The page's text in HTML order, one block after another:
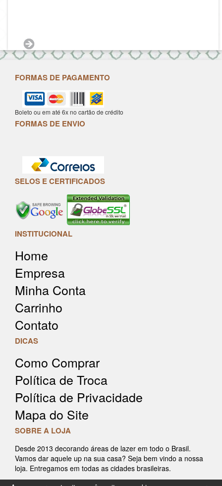
FORMAS DE PAGAMENTO
Boleto ou em até 6x no cartão de crédito
FORMAS DE ENVIO
SELOS E CERTIFICADOS
INSTITUCIONAL
Home
Empresa
Minha Conta
Carrinho
Contato
DICAS
Como Comprar
Política de Troca
Política de Privacidade
Mapa do Site
SOBRE A LOJA
Desde 2013 decorando áreas de lazer em todo o Brasil.
Vamos dar aquele up na sua casa? Seja bem vindo a nossa
loja. Entregamos em todas as cidades brasileiras.